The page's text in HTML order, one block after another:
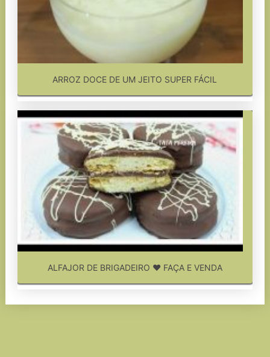
ARROZ DOCE DE UM JEITO SUPER FÁCIL
ALFAJOR DE BRIGADEIRO ❤ FAÇA E VENDA